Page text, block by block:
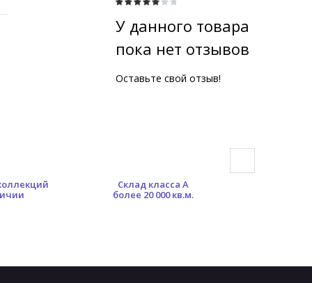
У данного товара
пока нет отзывов
Оставьте свой отзыв!
Склад класса А
более 20 000 кв.м.